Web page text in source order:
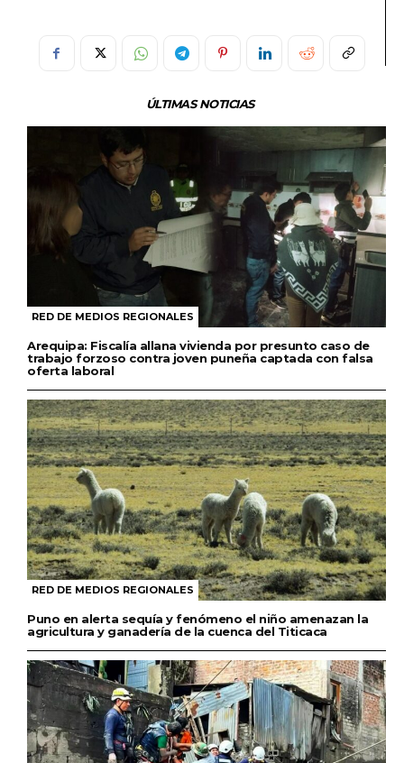
ÚLTIMAS NOTICIAS
RED DE MEDIOS REGIONALES
Arequipa: Fiscalía allana vivienda por presunto caso de
trabajo forzoso contra joven puneña captada con falsa
oferta laboral
RED DE MEDIOS REGIONALES
Puno en alerta sequía y fenómeno el niño amenazan la
agricultura y ganadería de la cuenca del Titicaca